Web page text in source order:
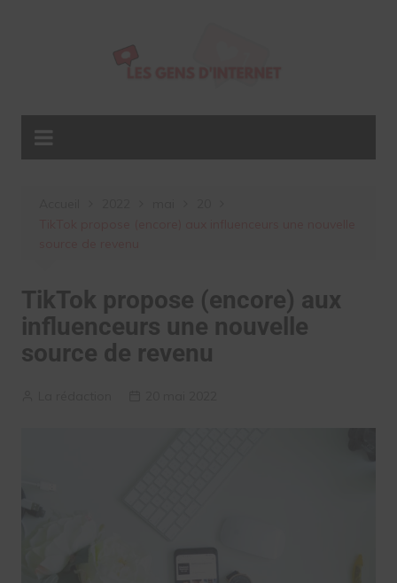
TikTok propose (encore) aux
influenceurs une nouvelle
source de revenu